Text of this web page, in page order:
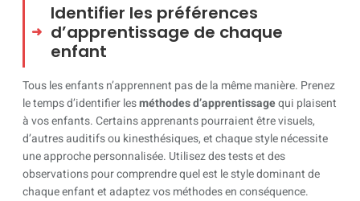
Identifier les préférences
d’apprentissage de chaque
enfant
Tous les enfants n’apprennent pas de la même manière. Prenez
le temps d’identifier lesméthodes d’apprentissagequi plaisent
à vos enfants. Certains apprenants pourraient être visuels,
d’autres auditifs ou kinesthésiques, et chaque style nécessite
une approche personnalisée. Utilisez des tests et des
observations pour comprendre quel est le style dominant de
chaque enfant et adaptez vos méthodes en conséquence.